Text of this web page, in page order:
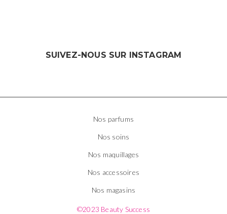
SUIVEZ-NOUS SUR INSTAGRAM
Nos parfums
Nos soins
Nos maquillages
Nos accessoires
Nos magasins
©2023 Beauty Success